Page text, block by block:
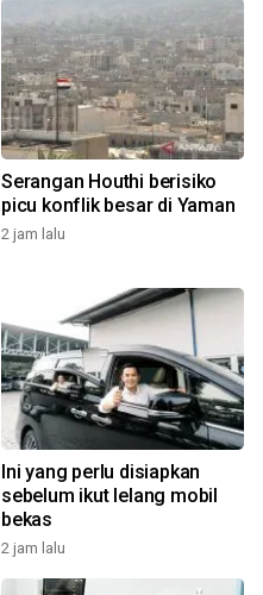
Serangan Houthi berisiko
picu konflik besar di Yaman
2 jam lalu
Ini yang perlu disiapkan
sebelum ikut lelang mobil
bekas
2 jam lalu